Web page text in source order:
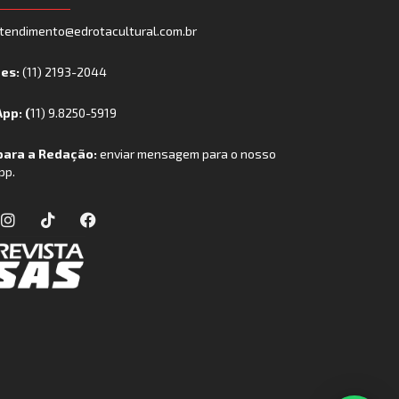
(11) 2193-2044
(11) 9.8250-5919
a Redação:enviar mensagem para o nosso